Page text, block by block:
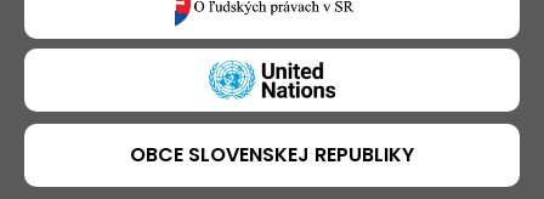
OBCE SLOVENSKEJ REPUBLIKY